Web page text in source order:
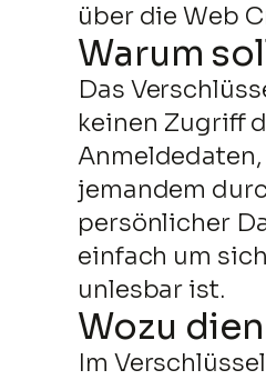
über die Web
Warum
Das
keinen Zugriff
jemandem
persönlicher
einfach um
unlesbar ist.
Wozu
Im